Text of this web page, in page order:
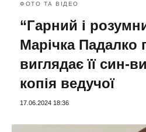
ФОТО ТА ВІДЕО
“Гарний і
Марічка Падалко
виглядає її син-
копія ведучої
17.06.2024 18:36